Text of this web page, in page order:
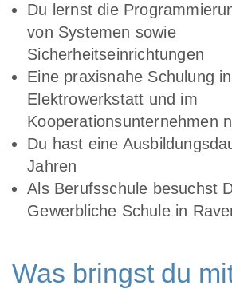
Du lernst die
von Systemen sowie
Sicherheitseinrichtungen
Eine praxisnahe Schulung
Elektrowerkstatt und im
Kooperationsunternehmen
Du hast eine
Jahren
Als Berufsschule besuchst
Gewerbliche Schule in
Was bringst du